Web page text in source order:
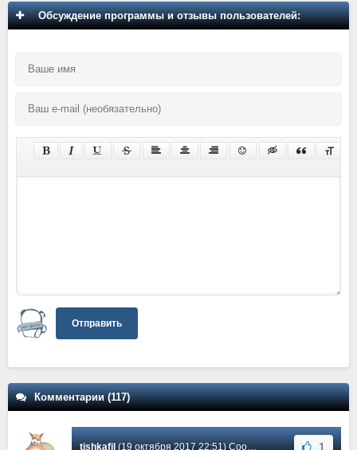
Обсуждение программы и отзывы пользователей:
Отправить
Комментарии (117)
tishkafil (19 октября 2017 22:51) Сообщение #87 1